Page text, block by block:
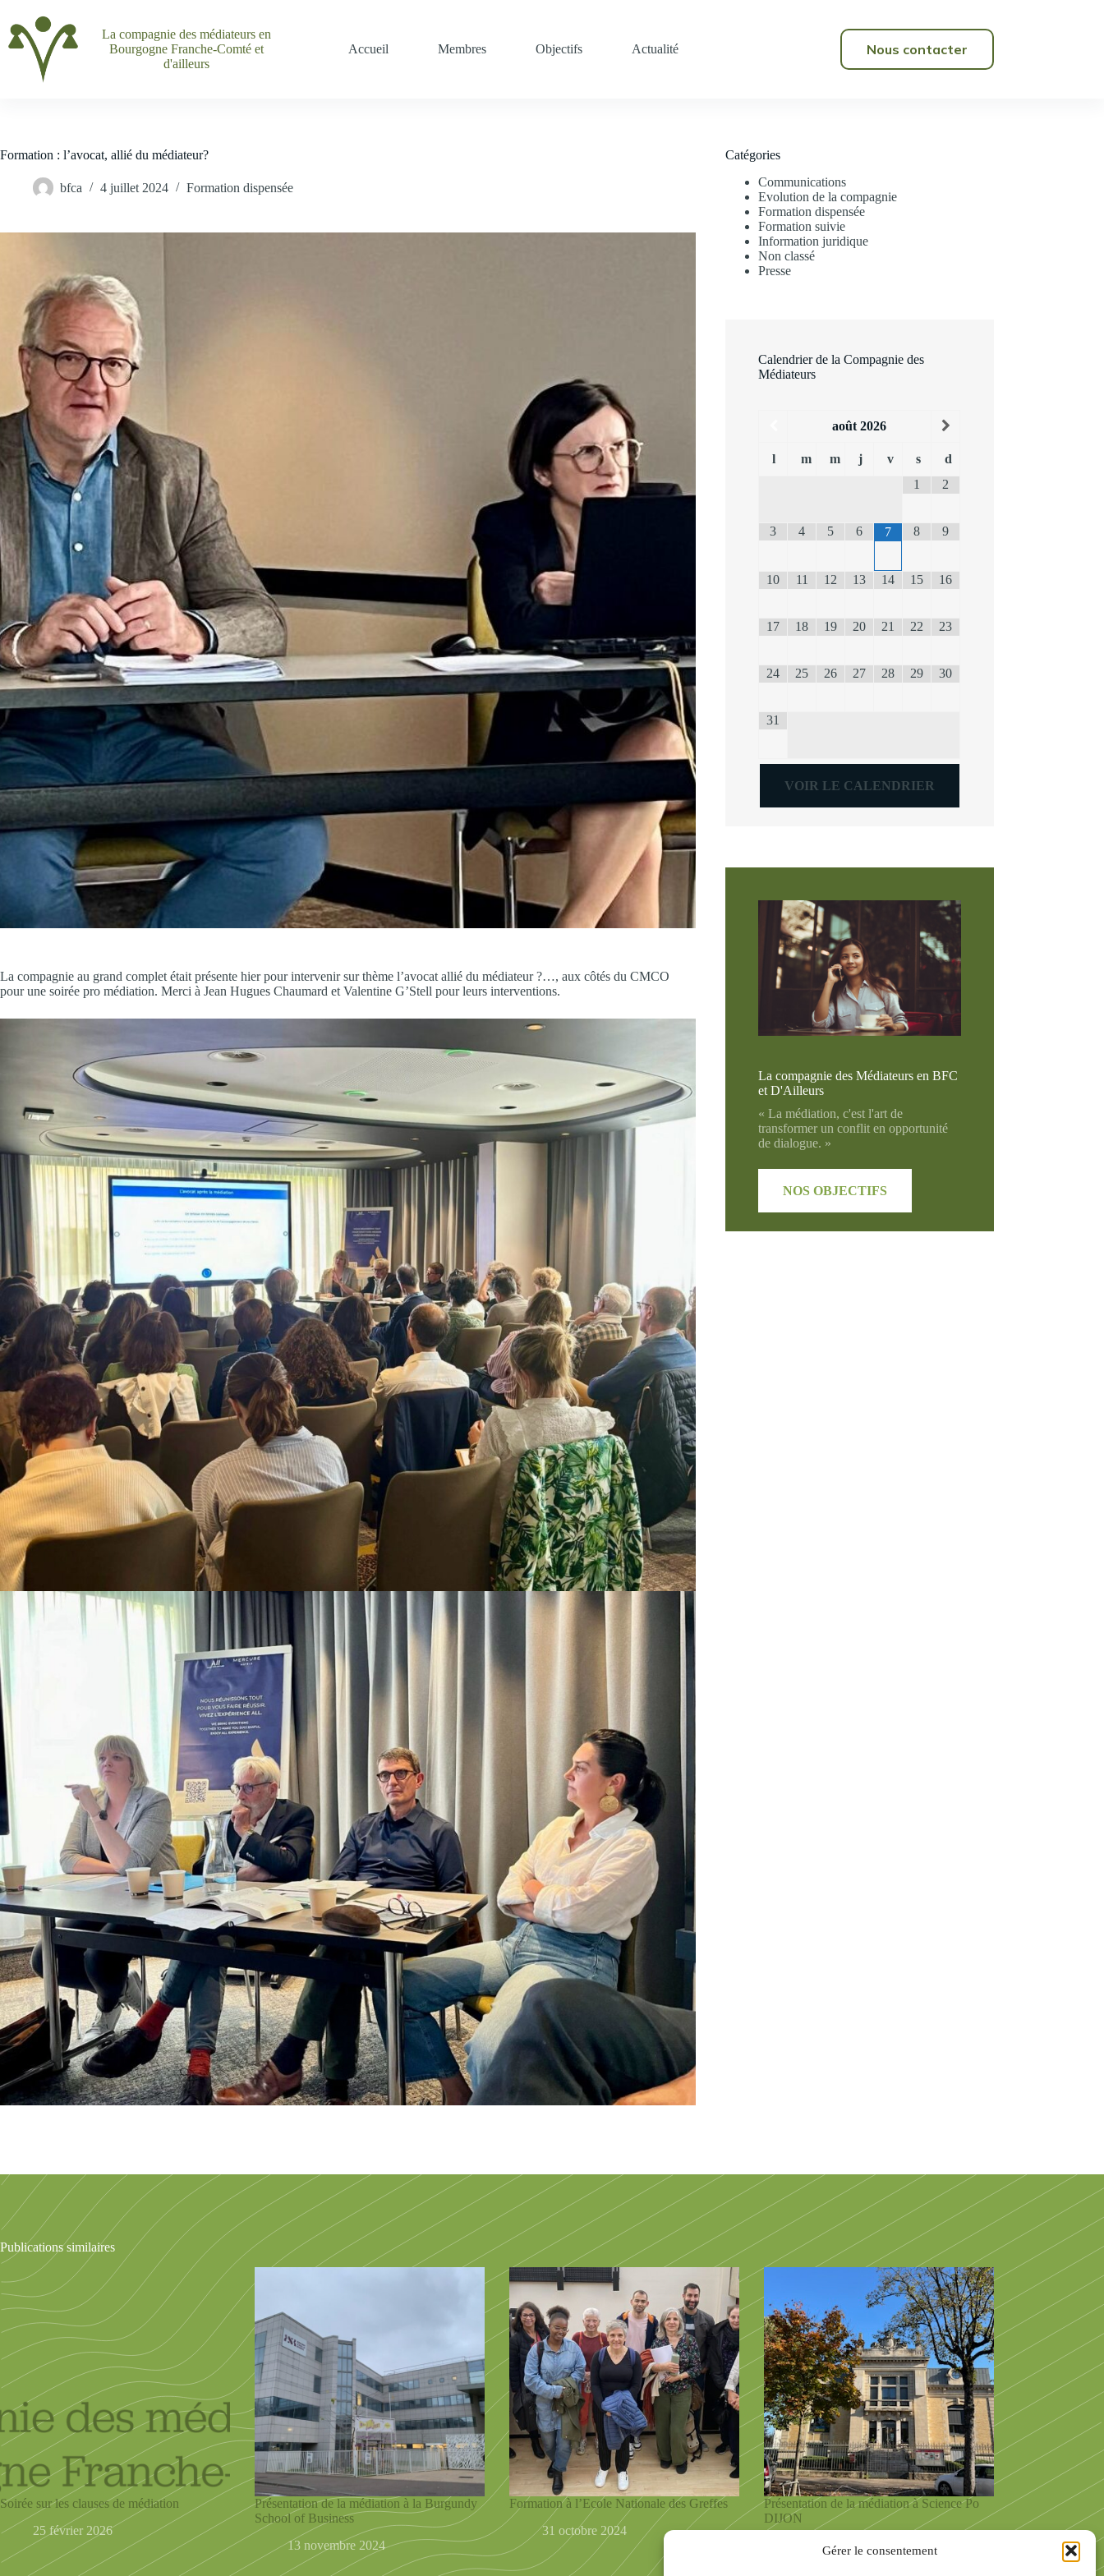
Gérer le consentement
contenu
La compagnie des médiateurs en
Bourgogne Franche-Comté et
d'ailleurs
Accueil Membres Objectifs Actualité Nous contacter
Formation : l’avocat, allié du médiateur?
bfca 4 juillet 2024 Formation dispensée
La compagnie au grand complet était présente hier pour intervenir sur thème l’avocat allié du médiateur ?…, aux côtés du CMCO
pour une soirée pro médiation. Merci à Jean Hugues Chaumard et Valentine G’Stell pour leurs interventions.
Catégories
Communications
Evolution de la compagnie
Formation dispensée
Formation suivie
Information juridique
Non classé
Presse
Calendrier de la Compagnie des
Médiateurs
août 2026
l m m j v s
d
1
2
3 4 5 6 7 8 9
10 11 12 13 14 15 16
17 18 19 20 21 22 23
24 25 26 27 28 29 30
31
VOIR LE CALENDRIER
La compagnie des Médiateurs en BFC
et D'Ailleurs
« La médiation, c'est l'art de
transformer un conflit en opportunité
de dialogue. »
NOS OBJECTIFS
Publications similaires
Soirée sur les clauses de médiation
25 février 2026
Présentation de la médiation à la Burgundy
School of Business
13 novembre 2024
Formation à l’Ecole Nationale des Greffes
31 octobre 2024
Présentation de la médiation à Science Po
DIJON
28 octobre 2024